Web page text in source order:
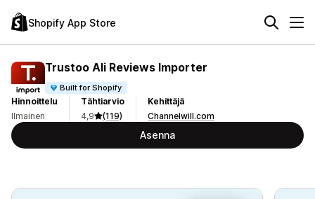
Shopify App Store
Trustoo Ali Reviews Importer
Built for Shopify
Hinnoittelu
Ilmainen
Tähtiarvio
4,9
(119)
Kehittäjä
Channelwill.com
Asenna